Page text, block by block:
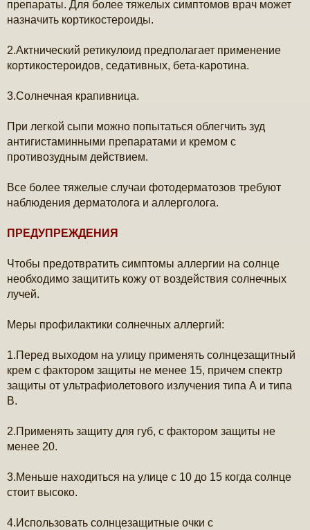
препараты. Для более тяжелых симптомов врач может
назначить кортикостероиды.
2.Актнический ретикулоид предполагает применение
кортикостероидов, седативных, бета-каротина.
3.Солнечная крапивница.
При легкой сыпи можно попытаться облегчить зуд
антигистаминными препаратами и кремом с
противозудным действием.
Все более тяжелые случаи фотодерматозов требуют
наблюдения дерматолога и аллерголога.
ПРЕДУПРЕЖДЕНИЯ
Чтобы предотвратить симптомы аллергии на солнце
необходимо защитить кожу от воздействия солнечных
лучей.
Меры профилактики солнечных аллергий:
1.Перед выходом на улицу применять солнцезащитный
крем с фактором защиты не менее 15, причем спектр
защиты от ультрафиолетового излучения типа А и типа
В.
2.Применять защиту для губ, с фактором защиты не
менее 20.
3.Меньше находиться на улице с 10 до 15 когда солнце
стоит высоко.
4.Использовать солнцезащитные очки с